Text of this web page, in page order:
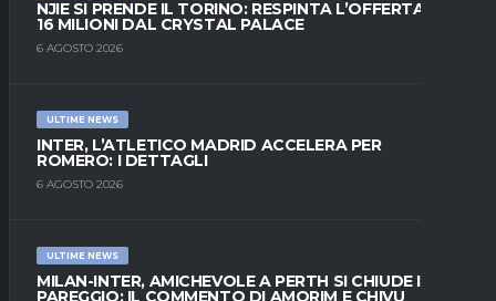
NJIE SI PRENDE IL TORINO: RESPINTA L’OFFERTA DI
16 MILIONI DAL CRYSTAL PALACE
6 AGOSTO 2026
ULTIME NEWS
INTER, L’ATLETICO MADRID ACCELERA PER
ROMERO: I DETTAGLI
6 AGOSTO 2026
ULTIME NEWS
MILAN-INTER, AMICHEVOLE A PERTH SI CHIUDE IN
PAREGGIO: IL COMMENTO DI AMORIM E CHIVU